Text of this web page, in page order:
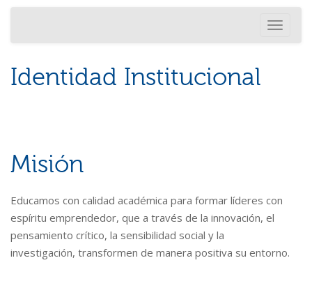
Toggle
Identidad Institucional
Misión
Educamos con calidad académica para formar líderes con
espíritu emprendedor, que a través de la innovación, el
pensamiento crítico, la sensibilidad social y la
investigación, transformen de manera positiva su entorno.